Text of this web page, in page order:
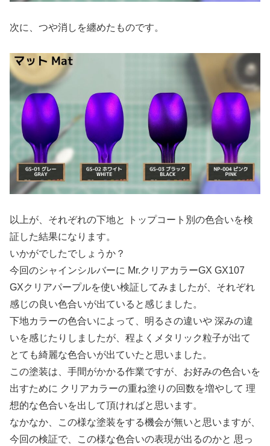
次に、つや消しを纏めたものです。
以上が、それぞれの下地と トップコート別の色合いを検
証した結果になります。
いかがでしたでしょうか？
今回のシャインシルバーに Mr.クリアカラーGX GX107
GXクリアパープルを使い検証してみましたが、それぞれ
感じの良い色合いが出ていると感じました。
下地カラーの色合いによって、明るさの違いや 深みの違
いを感じたりしましたが、程よくメタリック粒子が出て
とても綺麗な色合いが出ていたと思いました。
この塗装は、手間がかかる作業ですが、お好みの色合いを
出すために クリアカラーの重ね塗りの回数を増やして 理
想的な色合いを出して頂ければと思います。
なかなか、この様な塗装をする機会が無いと思いますが、
今回の検証で、この様な色合いの表現が出るのかと 思っ